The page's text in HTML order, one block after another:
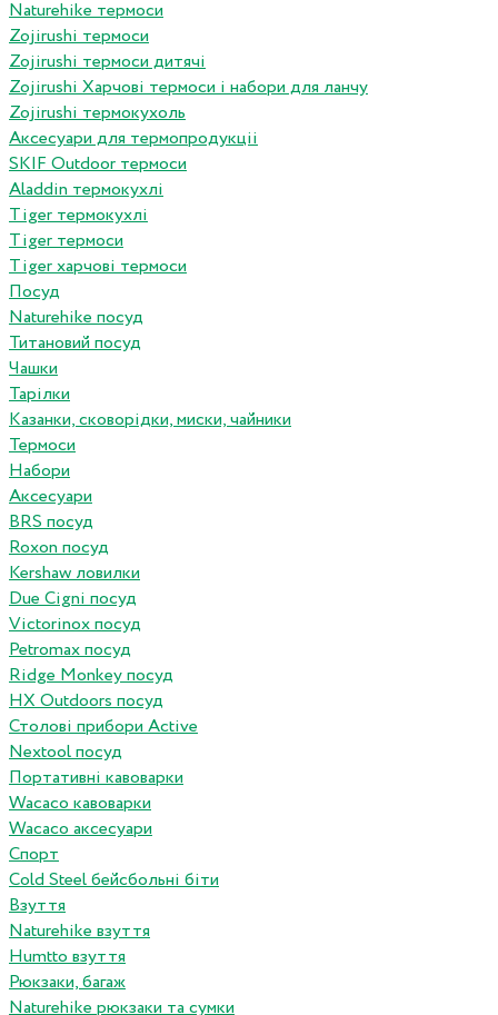
Naturehike термоси
Zojirushi термоси
Zojirushi термоси дитячі
Zojirushi Харчові термоси і набори для ланчу
Zojirushi термокухоль
Аксесуари для термопродукціі
SKIF Outdoor термоси
Aladdin термокухлі
Tiger термокухлі
Tiger термоси
Tiger харчові термоси
Посуд
Naturehike посуд
Титановий посуд
Чашки
Тарілки
Казанки, сковорідки, миски, чайники
Термоси
Набори
Аксесуари
BRS посуд
Roxon посуд
Kershaw ловилки
Due Cigni посуд
Victorinox посуд
Petromax посуд
Ridge Monkey посуд
HX Outdoors посуд
Столові прибори Active
Nextool посуд
Портативні кавоварки
Wacaco кавоварки
Wacaco аксесуари
Спорт
Cold Steel бейсбольні біти
Взуття
Naturehike взуття
Humtto взуття
Рюкзаки, багаж
Naturehike рюкзаки та сумки